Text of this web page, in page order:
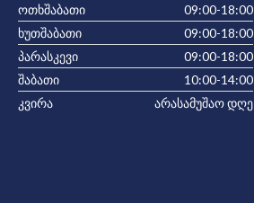
ოთხშაბათი
09:00-18:00
ხუთშაბათი
09:00-18:00
პარასკევი
09:00-18:00
შაბათი
10:00-14:00
კვირა
არასამუშაო დღე